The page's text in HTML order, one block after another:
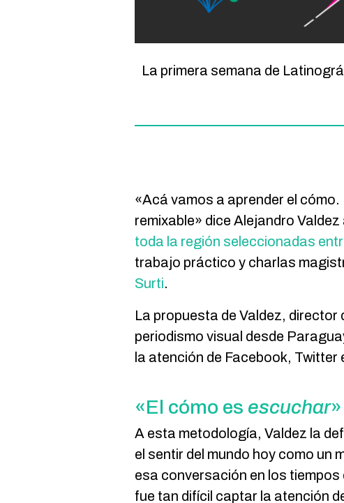
La primera semana de
«Acá vamos a aprender el
remixable» dice Alejandro
toda la región seleccionadas
trabajo práctico y charlas
Surti.
La propuesta de Valdez,
periodismo visual desde
la atención de Facebook,
«El cómo es escuchar»
A esta metodología, Valdez la
el sentir del mundo hoy como un
esa conversación en los tiempos
fue tan difícil captar la atención